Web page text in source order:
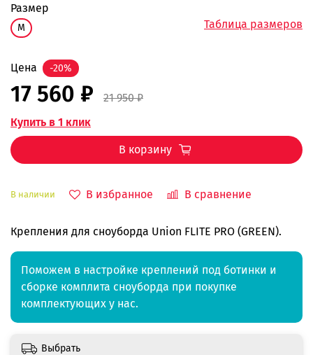
В наличии В избранное В сравнение
размер
M Таблица размеров
Цена -20%
17 560 ₽
21 950 ₽
Купить в 1 клик
В корзину
Крепления для сноуборда Union FLITE PRO (GREEN).
Поможем в настройке креплений под ботинки и
сборке комплита сноуборда при покупке
комплектующих у нас.
Выбрать